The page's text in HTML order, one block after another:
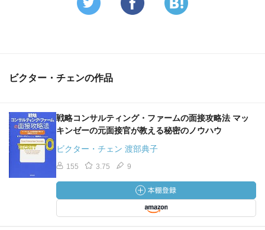
ビクター・チェンの作品
戦略コンサルティング・ファームの面接攻略法 マッ
キンゼーの元面接官が教える秘密のノウハウ
ビクター・チェン 渡部典子
155 3.75 9